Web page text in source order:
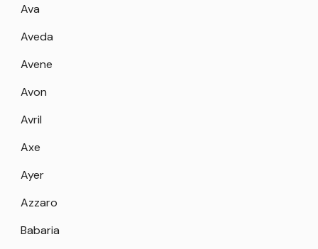
Ava
Aveda
Avene
Avon
Avril
Axe
Ayer
Azzaro
Babaria